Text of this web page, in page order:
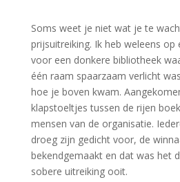
Soms weet je niet wat je te
prijsuitreiking. Ik heb weleens op
voor een donkere bibliotheek
één raam spaarzaam verlicht
hoe je boven kwam.
klapstoeltjes tussen de rijen
mensen van de organisatie.
droeg zijn gedicht voor, de
bekendgemaakt en dat was het
sobere uitreiking ooit.